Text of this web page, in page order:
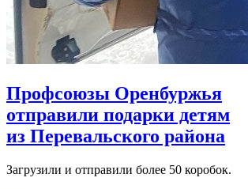
Профсоюзы Оренбуржья
отправили подарки детям
из Перевальского района
Загрузили и отправили более 50 коробок.